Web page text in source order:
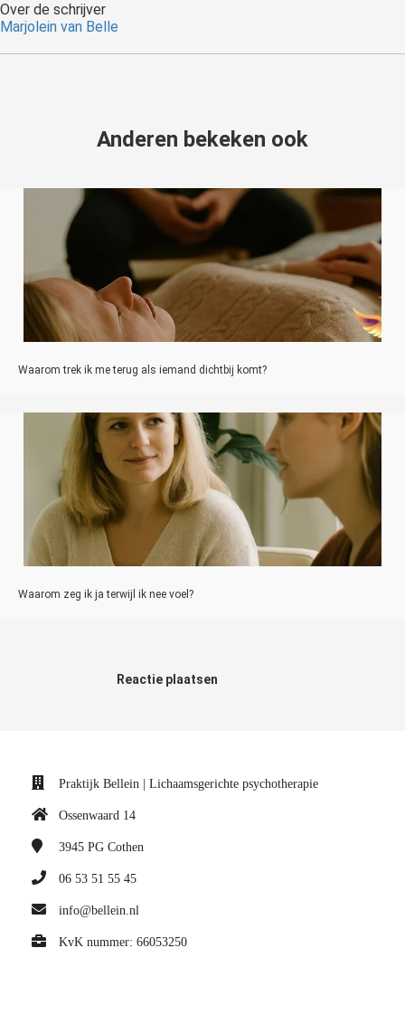
Over de schrijver
Marjolein van Belle
Anderen bekeken ook
Waarom trek ik me terug als iemand dichtbij komt?
Waarom zeg ik ja terwijl ik nee voel?
Reactie plaatsen
Praktijk Bellein | Lichaamsgerichte psychotherapie
Ossenwaard 14
3945 PG Cothen
06 53 51 55 45
info@bellein.nl
KvK nummer: 66053250